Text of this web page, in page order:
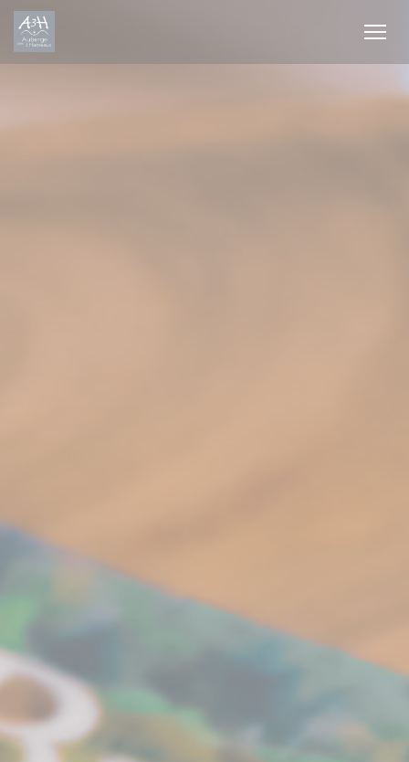
Panel for informasjonskapsler